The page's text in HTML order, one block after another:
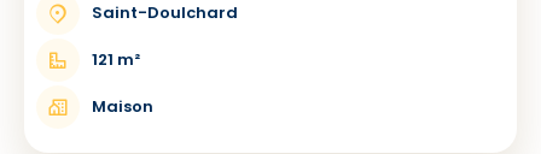
Saint-Doulchard
121 m²
Maison